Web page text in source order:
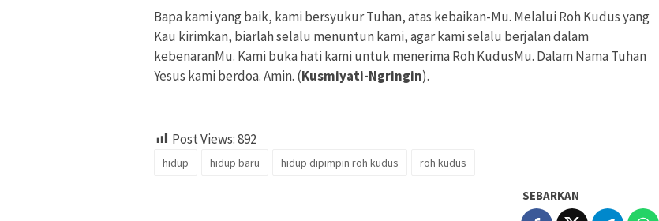
Bapa kami yang baik, kami bersyukur Tuhan, atas kebaikan-Mu. Melalui Roh Kudus yang
Kau kirimkan, biarlah selalu menuntun kami, agar kami selalu berjalan dalam
kebenaranMu. Kami buka hati kami untuk menerima Roh KudusMu. Dalam Nama Tuhan
Yesus kami berdoa. Amin. (Kusmiyati-Ngringin).
Post Views:892
hidup hidup baru hidup dipimpin roh kudus roh kudus
SEBARKAN